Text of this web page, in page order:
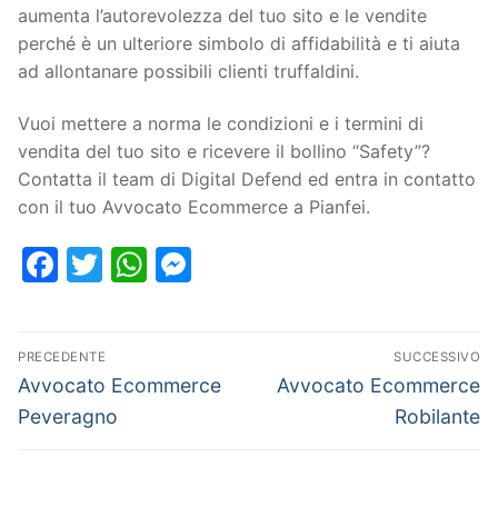
aumenta l’autorevolezza del tuo sito e le vendite
perché è un ulteriore simbolo di affidabilità e ti aiuta
ad allontanare possibili clienti truffaldini.
Vuoi mettere a norma le condizioni e i termini di
vendita del tuo sito e ricevere il bollino “Safety”?
Contatta il team di Digital Defend ed entra in contatto
con il tuo Avvocato Ecommerce a Pianfei.
Facebook
TwitterWhatsApp
PRECEDENTE
Avvocato Ecommerce
Peveragno
SUCCESSIVO
Avvocato Ecommerce
Robilante